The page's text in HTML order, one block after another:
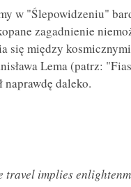
w "Ślepowidzeniu"
zagadnienie
się między
Lema (patrz:
naprawdę daleko.
travel implies